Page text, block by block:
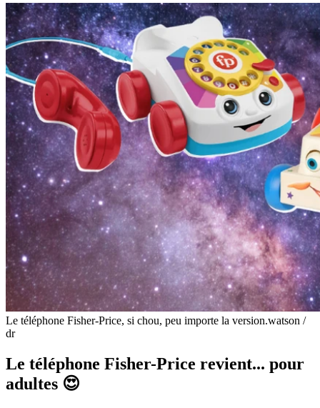
Le téléphone Fisher-Price, si chou, peu importe la version.watson /
dr
Le téléphone Fisher-Price revient... pour
adultes 😍